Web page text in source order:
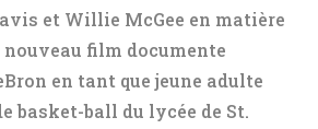
et Willie McGee en matière
nouveau film documente
en tant que jeune adulte
basket-ball du lycée de St.